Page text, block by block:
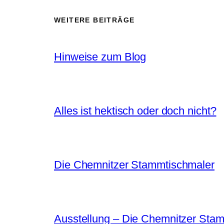
WEITERE BEITRÄGE
Hinweise zum Blog
Alles ist hektisch oder doch nicht?
Die Chemnitzer Stammtischmaler
Ausstellung – Die Chemnitzer